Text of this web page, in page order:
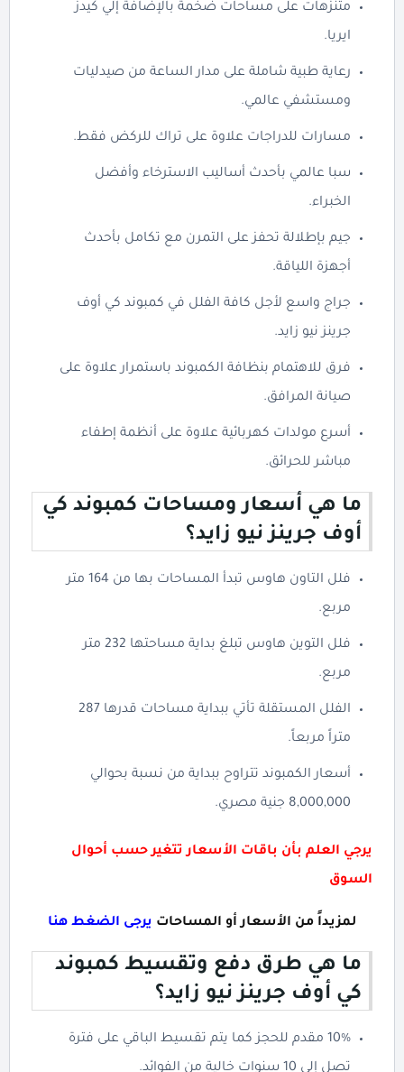
متنزهات على مساحات ضخمة بالإضافة إلي كيدز
ايريا.
رعاية طبية شاملة على مدار الساعة من صيدليات
ومستشفي عالمي.
مسارات للدراجات علاوة على تراك للركض فقط.
سبا عالمي بأحدث أساليب الاسترخاء وأفضل
الخبراء.
جيم بإطلالة تحفز على التمرن مع تكامل بأحدث
أجهزة اللياقة.
جراج واسع لأجل كافة الفلل في كمبوند كي أوف
جرينز نيو زايد.
فرق للاهتمام بنظافة الكمبوند باستمرار علاوة على
صيانة المرافق.
أسرع مولدات كهربائية علاوة على أنظمة إطفاء
مباشر للحرائق.
ما هي أسعار ومساحات كمبوند كي
أوف جرينز نيو زايد؟
فلل التاون هاوس تبدأ المساحات بها من 164 متر
مربع.
فلل التوين هاوس تبلغ بداية مساحتها 232 متر
مربع.
الفلل المستقلة تأتي ببداية مساحات قدرها 287
متراً مربعاً.
أسعار الكمبوند تتراوح ببداية من نسبة بحوالي
8,000,000 جنية مصري.
يرجي العلم بأن باقات الأسعار تتغير حسب أحوال
السوق
لمزيداً من الأسعار أو المساحات يرجى الضغط هنا
ما هي طرق دفع وتقسيط كمبوند
كي أوف جرينز نيو زايد؟
10% مقدم للحجز كما يتم تقسيط الباقي على فترة
تصل إلي 10 سنوات خالية من الفوائد.